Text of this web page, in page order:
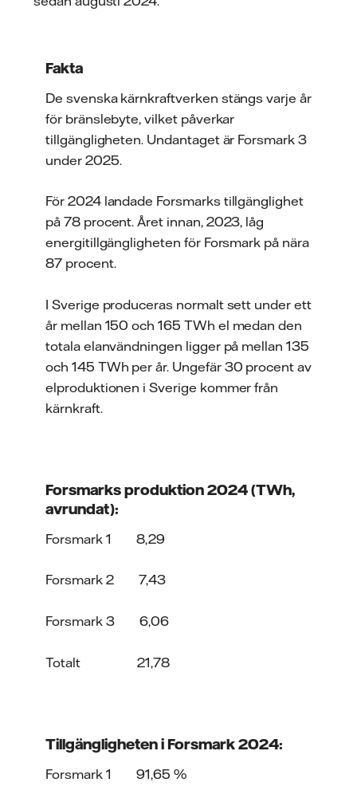
Fakta
De svenska kärnkraftverken stängs varje år
för bränslebyte, vilket påverkar
tillgängligheten. Undantaget är Forsmark 3
under 2025.
För 2024 landade Forsmarks tillgänglighet
på 78 procent. Året innan, 2023, låg
energitillgängligheten för Forsmark på nära
87 procent.
I Sverige produceras normalt sett under ett
år mellan 150 och 165 TWh el medan den
totala elanvändningen ligger på mellan 135
och 145 TWh per år. Ungefär 30 procent av
elproduktionen i Sverige kommer från
kärnkraft.
Forsmarks produktion 2024 (TWh,
avrundat):
Forsmark 1 8,29
Forsmark 2 7,43
Forsmark 3 6,06
Totalt 21,78
Tillgängligheten i Forsmark 2024:
Forsmark 1 91,65 %